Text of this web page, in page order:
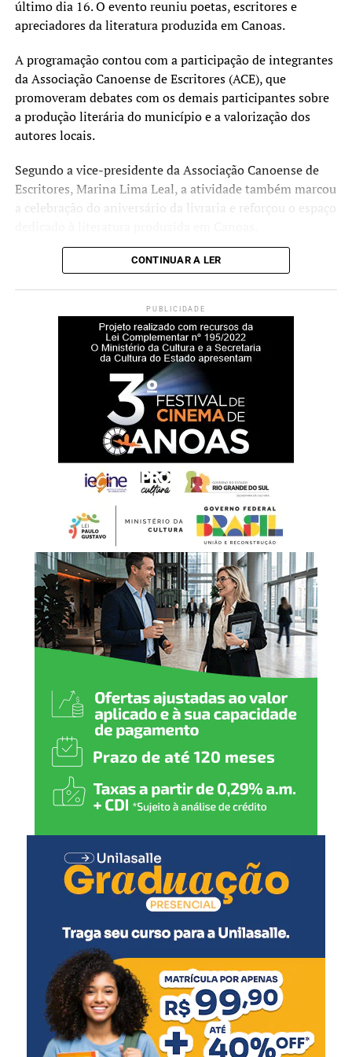
153. Já demandas relacionadas à sinalização de trânsito
devem ser registradas pelo serviço 156.
último dia 16. O evento reuniu poetas, escritores e
apreciadores da literatura produzida em Canoas.
A programação contou com a participação de integrantes
da Associação Canoense de Escritores (ACE), que
promoveram debates com os demais participantes sobre
a produção literária do município e a valorização dos
autores locais.
Segundo a vice-presidente da Associação Canoense de
Escritores, Marina Lima Leal, a atividade também marcou
a celebração do aniversário da livraria e reforçou o espaço
CONTINUAR A LER
PUBLICIDADE